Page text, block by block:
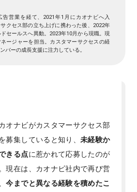
告営業を経て、2021年1月にカオナビへ入
クセス部の立ち上げに携わった後、2022年
セールスへ異動。2023年10月から現職。現
ージャーを担当。カスタマーサクセスの経
バーの成長支援に注力している。
オナビがカスタマーサクセス部
集していると知り、 未経験か
きる点に惹かれて応募したのが
現在は、カオナビ社内で再び営
今までと異なる経験を積めたこ